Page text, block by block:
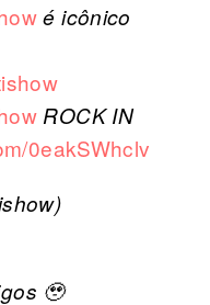
é icônico
ROCK IN
0eakSWhclv
🥹